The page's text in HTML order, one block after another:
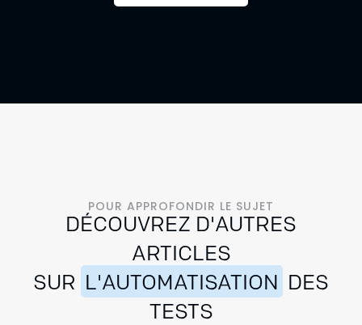
POUR APPROFONDIR LE SUJET
DÉCOUVREZ D'AUTRES
ARTICLES
SUR L'AUTOMATISATION DES
TESTS